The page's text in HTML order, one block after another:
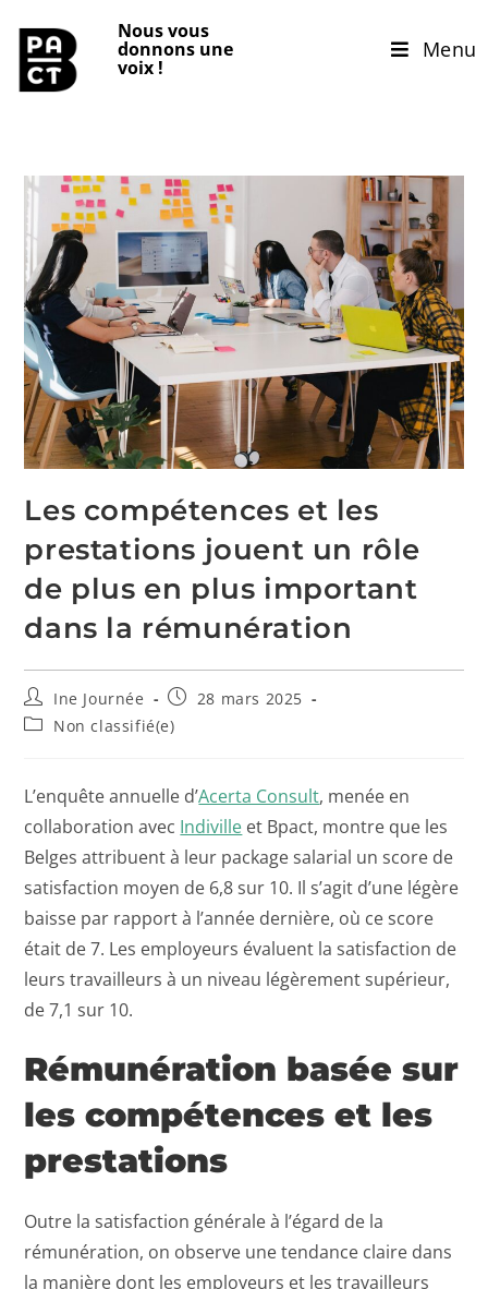
Nous vous
donnons une
voix !
Menu
Les compétences et les
prestations jouent un rôle
de plus en plus important
dans la rémunération
Ine Journée
28 mars 2025
Non classifié(e)
L’enquête annuelle d’Acerta Consult, menée en
collaboration avec Indiville et Bpact, montre que les
Belges attribuent à leur package salarial un score de
satisfaction moyen de 6,8 sur 10. Il s’agit d’une légère
baisse par rapport à l’année dernière, où ce score
était de 7. Les employeurs évaluent la satisfaction de
leurs travailleurs à un niveau légèrement supérieur,
de 7,1 sur 10.
Rémunération basée sur
les compétences et les
prestations
Outre la satisfaction générale à l’égard de la
rémunération, on observe une tendance claire dans
la manière dont les employeurs et les travailleurs